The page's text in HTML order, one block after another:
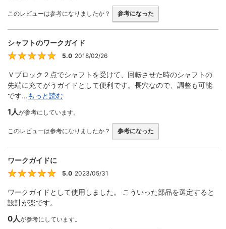
このレビューは参考になりましたか？ 参考になった
シャフトのワークガイド
5
5.0 2018/02/26
Ｖブロック２点でシャフトを受けて、回転させた時のシャフトの
先端に充てがうガイドとして便利です。長穴なので、調整も可能
です...もっと読む
1人が参考にしています。
このレビューは参考になりましたか？ 参考になった
ワークガイドに
5
5.0 2023/05/31
ワークガイドとして使用しました。 こういった部品を選定すると
設計が楽です。
0人が参考にしています。